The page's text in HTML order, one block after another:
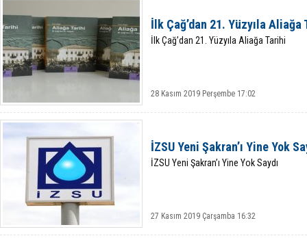
İlk Çağ’dan 21. Yüzyıla Aliağa
İlk Çağ’dan 21. Yüzyıla Aliağa Tarihi
28 Kasım 2019 Perşembe 17:02
İZSU Yeni Şakran’ı Yine Yok
İZSU Yeni Şakran’ı Yine Yok Saydı
27 Kasım 2019 Çarşamba 16:32